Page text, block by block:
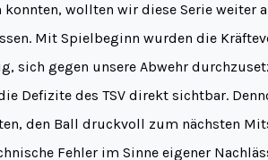
wollten wir diese Serie weiter
Mit Spielbeginn wurden die
sich gegen unsere Abwehr
Defizite des TSV direkt sichtbar.
den Ball druckvoll zum nächsten
Fehler im Sinne eigener